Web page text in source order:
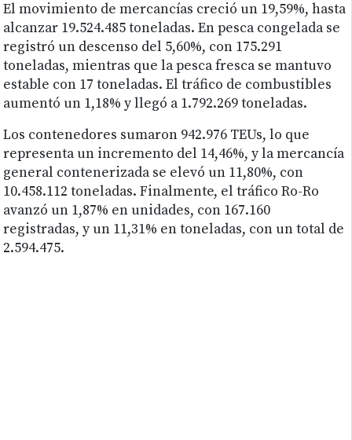
El movimiento de mercancías creció un 19,59%, hasta
alcanzar 19.524.485 toneladas. En pesca congelada se
registró un descenso del 5,60%, con 175.291
toneladas, mientras que la pesca fresca se mantuvo
estable con 17 toneladas. El tráfico de combustibles
aumentó un 1,18% y llegó a 1.792.269 toneladas.
Los contenedores sumaron 942.976 TEUs, lo que
representa un incremento del 14,46%, y la mercancía
general contenerizada se elevó un 11,80%, con
10.458.112 toneladas. Finalmente, el tráfico Ro-Ro
avanzó un 1,87% en unidades, con 167.160
registradas, y un 11,31% en toneladas, con un total de
2.594.475.